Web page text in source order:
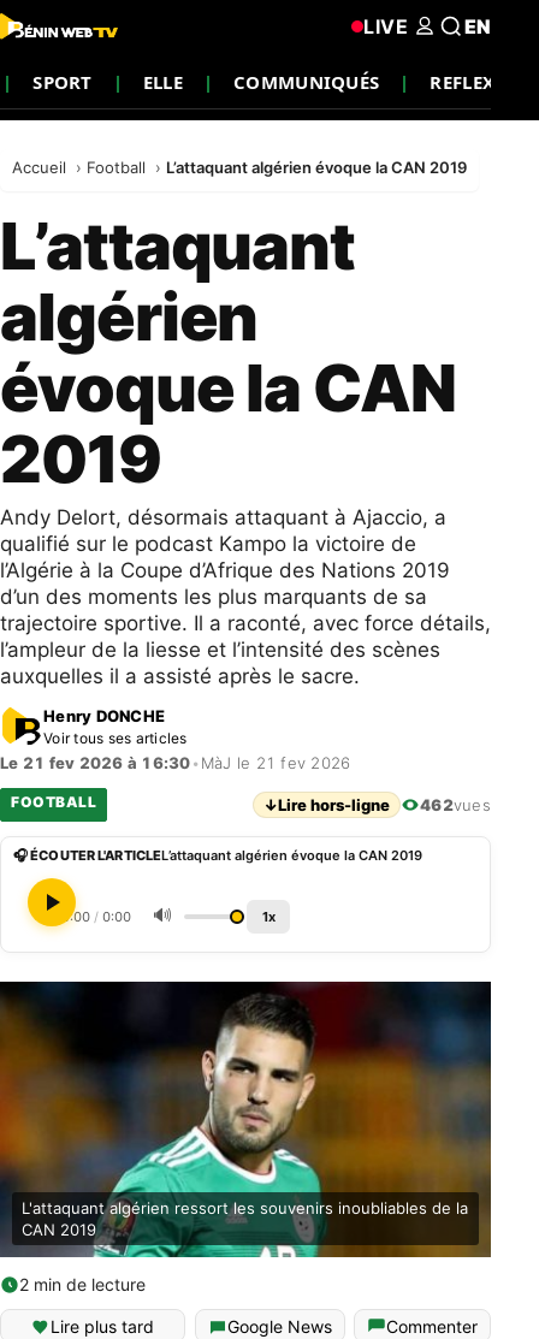
SPORT ELLE COMMUNIQUÉS REFLEXION
LIVE EN
Accueil Football L’attaquant algérien évoque la CAN 2019
L’attaquant
algérien
évoque la CAN
2019
Andy Delort, désormais attaquant à Ajaccio, a
qualifié sur le podcast Kampo la victoire de
l’Algérie à la Coupe d’Afrique des Nations 2019
d’un des moments les plus marquants de sa
trajectoire sportive. Il a raconté, avec force détails,
l’ampleur de la liesse et l’intensité des scènes
auxquelles il a assisté après le sacre.
Henry DONCHE
Voir tous ses articles
Le 21 fev 2026 à 16:30• MàJ le 21 fev 2026
FOOTBALL ↓Lire hors-ligne 462vues
🎧 ÉCOUTER L'ARTICLEL’attaquant algérien évoque la CAN 2019
0:00 / 0:00 🔊 1x
L'attaquant algérien ressort les souvenirs inoubliables de la
CAN 2019
2 min de lecture
Lire plus tard Google News
Commenter